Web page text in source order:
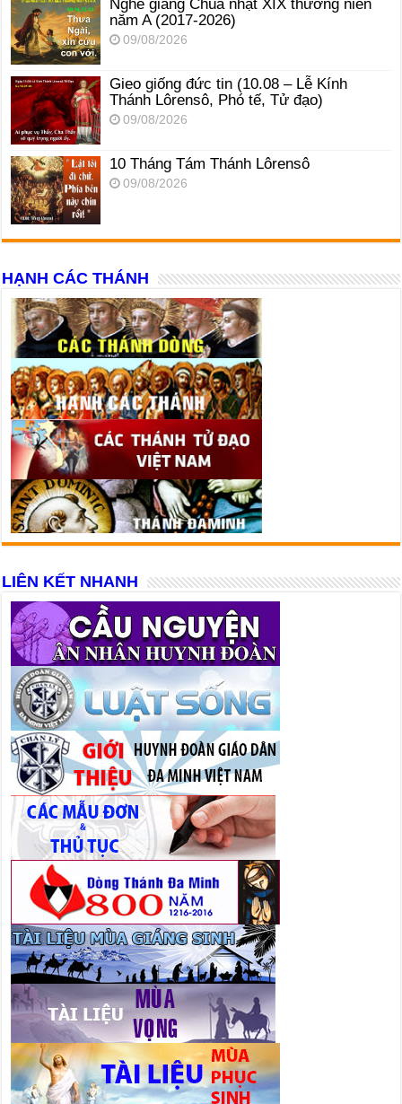
Nghe giảng Chúa nhật XIX thường niên
năm A (2017-2026)
09/08/2026
Gieo giống đức tin (10.08 – Lễ Kính
Thánh Lôrensô, Phó tế, Tử đạo)
09/08/2026
10 Tháng Tám Thánh Lôrensô
09/08/2026
HẠNH CÁC THÁNH
LIÊN KẾT NHANH